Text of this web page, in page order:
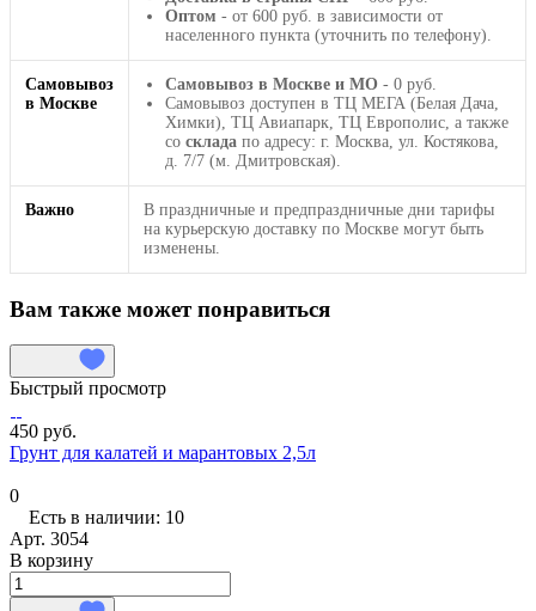
Оптом - от 600 руб. в зависимости от
населенного пункта (уточнить по телефону).
Самовывоз
в Москве
Самовывоз в Москве и МО - 0 руб.
Самовывоз доступен в ТЦ МЕГА (Белая Дача,
Химки), ТЦ Авиапарк, ТЦ Европолис, а также
со склада по адресу: г. Москва, ул. Костякова,
д. 7/7 (м. Дмитровская).
Важно
В праздничные и предпраздничные дни тарифы
на курьерскую доставку по Москве могут быть
изменены.
Вам также может понравиться
Быстрый просмотр
450 руб.
Грунт для калатей и марантовых 2,5л
0
Есть в наличии: 10
Арт. 3054
В корзину